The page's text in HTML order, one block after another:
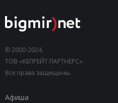
© 2000-2024,
ТОВ «КЕПРЕЙТ ПАРТНЕРС».
Все права защищены.
Афиша